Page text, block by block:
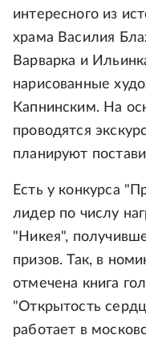
интересного из
храма Василия
Варварка и
нарисованные
Капнинским. На
проводятся
планируют
Есть у конкурса
лидер по числу
"Никея",
призов. Так, в
отмечена книга
"Открытость
работает в